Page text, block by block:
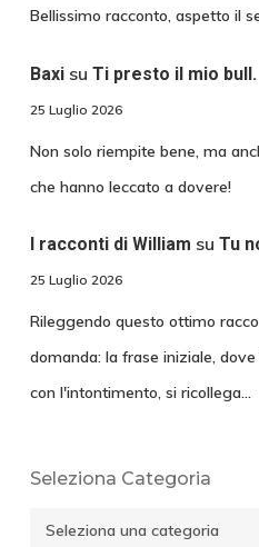
Bellissimo racconto, aspetto il
Baxisu Ti presto il mio bull.
25 Luglio 2026
Non solo riempite bene, ma
che hanno leccato a dovere!
I racconti di William su Tu
25 Luglio 2026
Rileggendo questo ottimo
domanda: la frase iniziale,
con l'intontimento, si ricollega…
Seleziona Categoria
Seleziona